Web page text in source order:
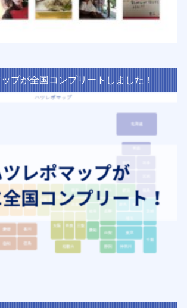
プが全国コンプリートしました！